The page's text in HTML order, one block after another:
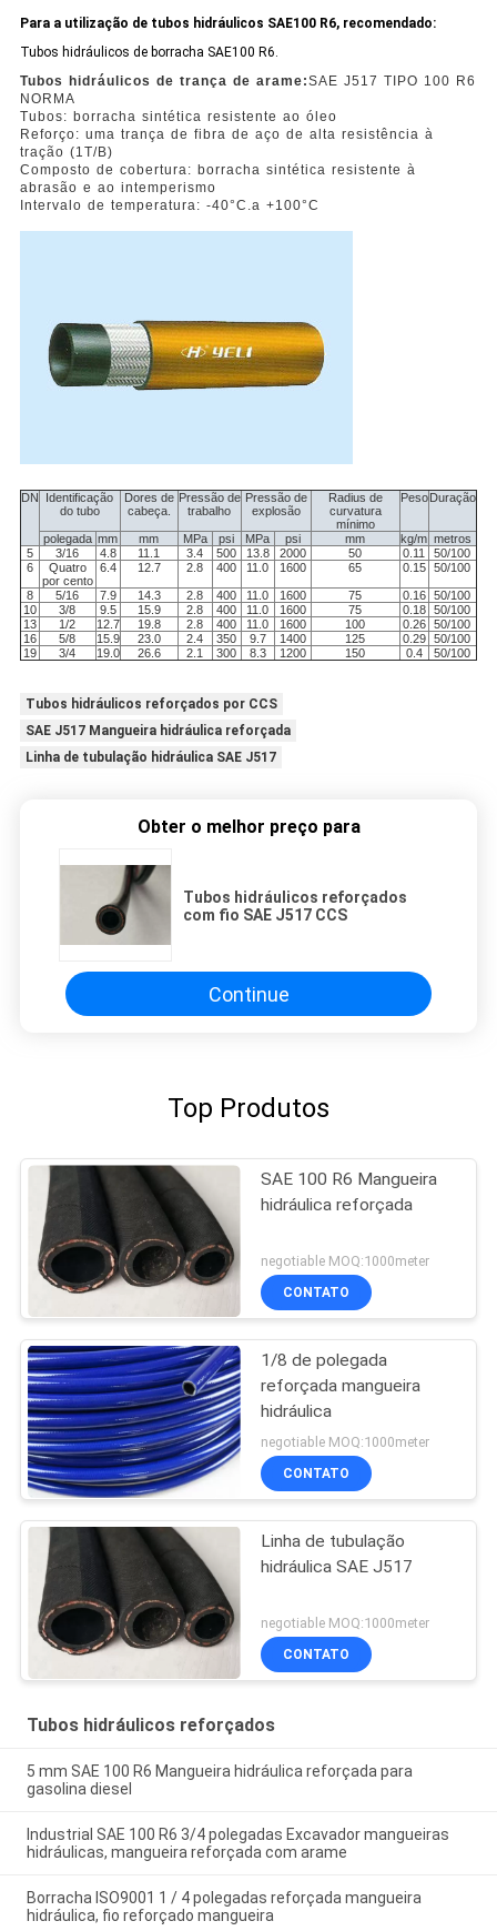
Para a utilização de tubos hidráulicos SAE100 R6, recomendado:
Tubos hidráulicos de borracha SAE100 R6.
Tubos hidráulicos de trança de arame:SAE J517 TIPO 100 R6
NORMA
Tubos: borracha sintética resistente ao óleo
Reforço: uma trança de fibra de aço de alta resistência à
tração (1T/B)
Composto de cobertura: borracha sintética resistente à
abrasão e ao intemperismo
Intervalo de temperatura: -40°C a +100°C
DN
Identificação
do tubo
Dores de
cabeça.
Pressão de
trabalho
Pressão de
explosão
Radius de
curvatura
mínimo
Peso Duração
polegada mm mm MPa psi MPa psi mm kg/m metros
5
3/16 4.8 11.1 3.4 500 13.8 2000 50 0.11
50/100
6
Quatro
por cento
6.4 12.7 2.8 400 11.0 1600 65 0.15 50/100
8 5/16 7.9 14.3 2.8 400 11.0 1600 75 0.16
50/100
10
3/8 9.5 15.9 2.8 400 11.0 1600 75 0.18
50/100
13
1/2 12.7 19.8 2.8 400 11.0 1600 100 0.26
50/100
16
5/8 15.9 23.0 2.4 350 9.7 1400 125 0.29
50/100
19
3/4 19.0 26.6 2.1 300 8.3 1200 150 0.4 50/100
Tubos hidráulicos reforçados por CCS
SAE J517 Mangueira hidráulica reforçada
Linha de tubulação hidráulica SAE J517
Obter o melhor preço para
Tubos hidráulicos reforçados
com fio SAE J517 CCS
Continue
Top Produtos
SAE 100 R6 Mangueira
hidráulica reforçada
negotiable MOQ:1000meter
CONTATO
1/8 de polegada
reforçada mangueira
hidráulica
negotiable MOQ:1000meter
CONTATO
Linha de tubulação
hidráulica SAE J517
negotiable MOQ:1000meter
CONTATO
Tubos hidráulicos reforçados
5 mm SAE 100 R6 Mangueira hidráulica reforçada para
gasolina diesel
Industrial SAE 100 R6 3/4 polegadas Excavador mangueiras
hidráulicas, mangueira reforçada com arame
Borracha ISO9001 1 / 4 polegadas reforçada mangueira
hidráulica, fio reforçado mangueira